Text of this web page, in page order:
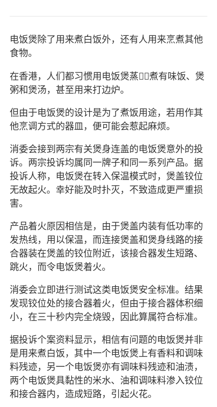
电饭煲除了用来煮白饭外，还有人用来烹煮其他
食物。
在香港，人们都习惯用电饭煲蒸，煮有味饭、煲
粥和煲汤，甚至用来打边炉。
但由于电饭煲的设计是为了煮饭用途，若用作其
他烹调方式的器皿，便可能会惹起麻烦。
消委会接到两宗有关煲身连盖的电饭煲意外的投
诉。两宗投诉均属同一牌子和同一系列产品。据
投诉人称，电饭煲在转入保温模式时，煲盖铰位
无故起火。幸好能及时扑灭，不致造成更严重损
害。
产品着火原因相信是，由于煲盖内装有低功率的
发热线，用以保温，而连接煲盖和煲身线路的接
合器装在煲盖的铰位附近，该接合器发生短路、
跳火，而令电饭煲着火。
消委会立即进行测试这类电饭煲安全标准。结果
发现铰位处的接合器着火，但由于接合器体积细
小，在三十秒内完全烧毁，因此算属符合标准。
据投诉个案资料显示，相信有问题的电饭煲并非
是用来煮白饭，其中一个电饭煲上有香料和调味
料残迹，另一个电饭煲亦有调味料残迹和油渍，
两个电饭煲具黏性的米水、油和调味料渗入铰位
和接合器内，造成短路，引起火花。